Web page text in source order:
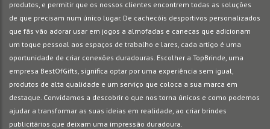
produtos, e permitir que os nossos clientes encontrem todas as soluções
de que precisam num único lugar. De cachecóis desportivos personalizados
que fãs vão adorar usar em jogos a almofadas e canecas que adicionam
um toque pessoal aos espaços de trabalho e lares, cada artigo é uma
oportunidade de criar conexões duradouras. Escolher a TopBrinde, uma
empresa BestOfGifts, significa optar por uma experiência sem igual,
produtos de alta qualidade e um serviço que coloca a sua marca em
destaque. Convidamos a descobrir o que nos torna únicos e como podemos
ajudar a transformar as suas ideias em realidade, ao criar brindes
publicitários que deixam uma impressão duradoura.